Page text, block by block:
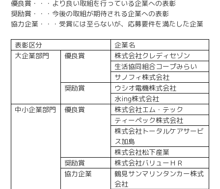
医療従事者の方へ
言語切替
한국어
简体中文
閉じる
優良賞・・・より良い取組を行っている企業への表彰
奨励賞・・・今後の取組が期待される企業への表彰
協力企業・・・受賞には至らないが、応募要件を満たした企業
表彰区分
企業名
大企業部門
優良賞
株式会社クレディセゾン
生活協同組合コープみらい
サノフィ株式会社
奨励賞
ウシオ電機株式会社
水ing株式会社
中小企業部門
優良賞
株式会社エム・テック
ティーペック株式会社
株式会社トータルケアサービ
ス加島
株式会社松下産業
奨励賞
株式会社バリューＨＲ
協力企業
鶴見サンマリンタンカー株式
会社